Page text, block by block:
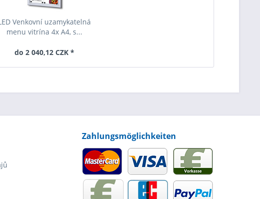
Venkovní uzamykatelná
menu vitrína 4x A4, s...
do 2 040,12 CZK *
Zahlungsmöglichkeiten